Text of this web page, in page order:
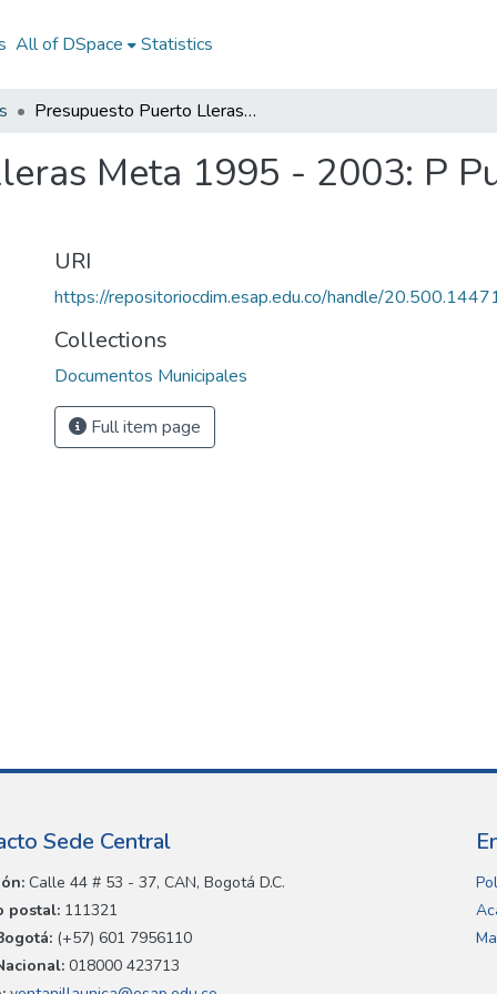
All of DSpace Statistics
Presupuesto Puerto Lleras Meta 1995 - 2003: P Puerto Lleras Meta 1995 - 2003
Meta 1995 - 2003: P
URI
https://repositoriocdim.esap.edu.co/handle/
Collections
Documentos Municipales
Full item page
Sede Central
Calle 44 # 53 - 37, CAN, Bogotá D.C.
postal: 111321
(+57) 601 7956110
018000 423713